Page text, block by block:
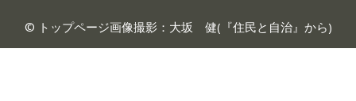
© トップページ画像撮影：大坂 健(『住民と自治』から)